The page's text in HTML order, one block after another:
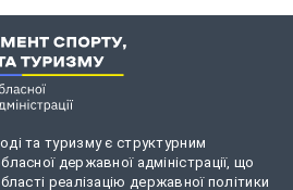
та туризму є структурним
державної адміністрації, що
реалізацію державної політики